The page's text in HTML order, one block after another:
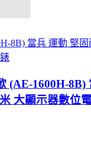
8B) 當兵 運動 堅
(AE-1600H-8B)
大顯示器數位